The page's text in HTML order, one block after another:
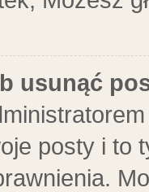
usunąć
posty i to